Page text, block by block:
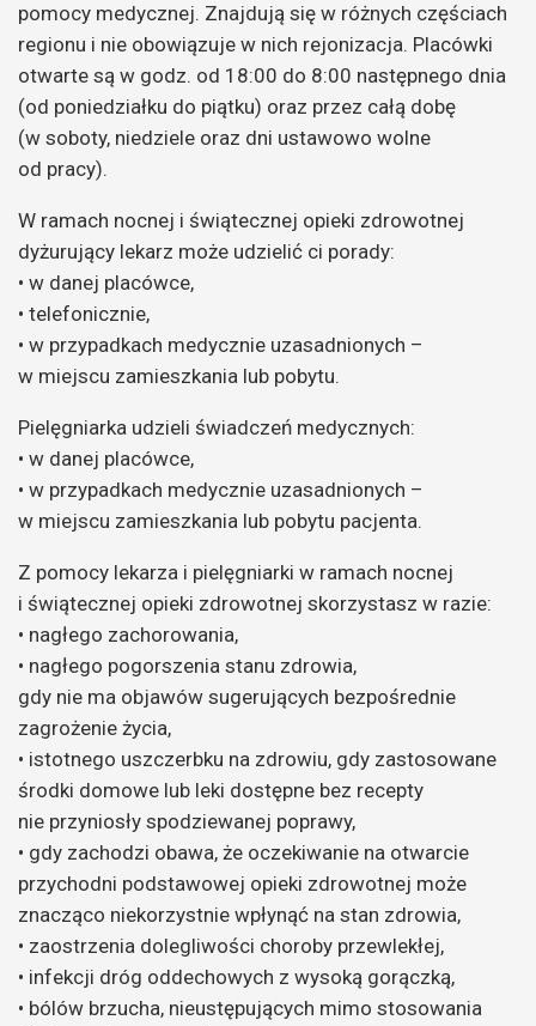
pomocy medycznej. Znajdują się w różnych częściach
regionu i nie obowiązuje w nich rejonizacja. Placówki
otwarte są w godz. od 18:00 do 8:00 następnego dnia
(od poniedziałku do piątku) oraz przez całą dobę
(w soboty, niedziele oraz dni ustawowo wolne
od pracy).
W ramach nocnej i świątecznej opieki zdrowotnej
dyżurujący lekarz może udzielić ci porady:
• w danej placówce,
• telefonicznie,
• w przypadkach medycznie uzasadnionych –
w miejscu zamieszkania lub pobytu.
Pielęgniarka udzieli świadczeń medycznych:
• w danej placówce,
• w przypadkach medycznie uzasadnionych –
w miejscu zamieszkania lub pobytu pacjenta.
Z pomocy lekarza i pielęgniarki w ramach nocnej
i świątecznej opieki zdrowotnej skorzystasz w razie:
• nagłego zachorowania,
• nagłego pogorszenia stanu zdrowia,
gdy nie ma objawów sugerujących bezpośrednie
zagrożenie życia,
• istotnego uszczerbku na zdrowiu, gdy zastosowane
środki domowe lub leki dostępne bez recepty
nie przyniosły spodziewanej poprawy,
• gdy zachodzi obawa, że oczekiwanie na otwarcie
przychodni podstawowej opieki zdrowotnej może
znacząco niekorzystnie wpłynąć na stan zdrowia,
• zaostrzenia dolegliwości choroby przewlekłej,
• infekcji dróg oddechowych z wysoką gorączką,
• bólów brzucha, nieustępujących mimo stosowania